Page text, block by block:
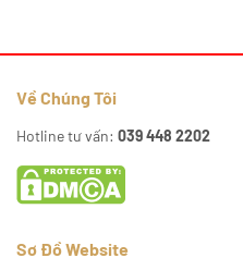
Về Chúng Tôi
Hotline tư vấn: 039 448 2202
Sơ Đồ Website